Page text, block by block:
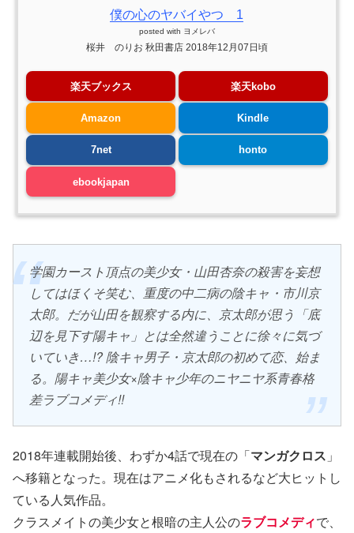
僕の心のヤバイやつ 1
posted with ヨメレバ
桜井 のりお 秋田書店 2018年12月07日頃
楽天ブックス 楽天kobo
Amazon Kindle
7net honto
ebookjapan
学園カースト頂点の美少女・山田杏奈の殺害を妄想
してはほくそ笑む、重度の中二病の陰キャ・市川京
太郎。だが山田を観察する内に、京太郎が思う「底
辺を見下す陽キャ」とは全然違うことに徐々に気づ
いていき…!? 陰キャ男子・京太郎の初めて恋、始ま
る。陽キャ美少女×陰キャ少年のニヤニヤ系青春格
差ラブコメディ!!
2018年連載開始後、わずか4話で現在の「マンガクロス 」
へ移籍となった。現在はアニメ化もされるなど大ヒットし
ている人気作品。
クラスメイトの美少女と根暗の主人公のラブコメディで、